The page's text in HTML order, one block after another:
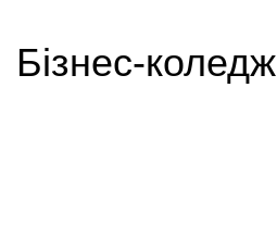
Бізнес-коледж